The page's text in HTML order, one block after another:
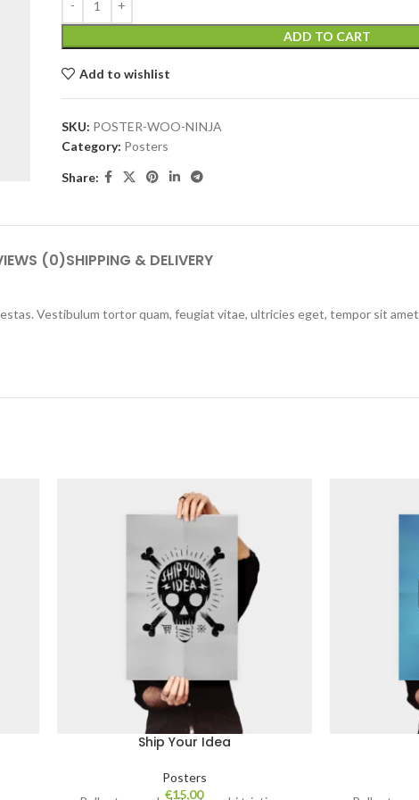
ADD TO CART
Add to wishlist
SKU: POSTER-WOO-NINJA
Category: Posters
Share:
(0)SHIPPING & DELIVERY
Vestibulum tortor quam, feugiat vitae, ultricies eget, tempor sit
Ship Your Idea
Posters
€15,00